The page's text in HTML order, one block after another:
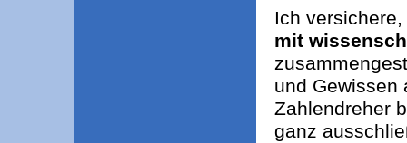
Ich
mit
und Gewissen
Zahlendreher
ganz